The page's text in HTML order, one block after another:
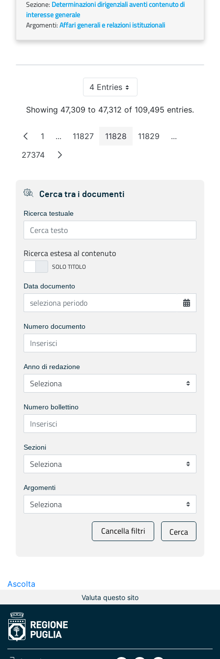
Sezione: Determinazioni dirigenziali aventi contenuto di
interesse generale
Argomenti:Affari generali e relazioni istituzionali
4 EntriesPer Page
Showing 47,309 to 47,312 of 109,495 entries.
Page
1 ...Intermediate Pages
Page
11827 Page
11828 Page
11829 ...
Page
27374
Cerca tra i documenti
Ricerca testuale
Ricerca estesa al contenuto
Data documento
Numero documento
Anno di redazione
Numero bollettino
Sezioni
Argomenti
Cancella filtri Cerca
Ascolta
Valuta questo sito